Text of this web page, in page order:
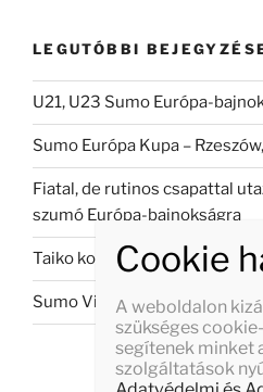
LEGUTÓBBI
U21, U23 Sumo Európa-
Sumo Európa Kupa –
Fiatal, de rutinos csapattal
szumó Európa-bajnokságra
Taiko koncert Veszprémban
Sumo Világbajnokság 2026
A weboldalon
szükséges
segítenek minket
szolgáltatások